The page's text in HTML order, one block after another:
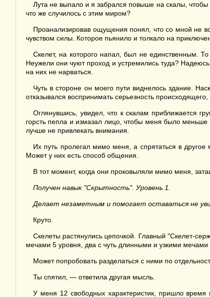
Лута не выпало и я забрался повыше на скалы, чтобы
что же случилось с этим миром?
Проанализировав ощущения понял, что со мной не
чувством силы. Которое пьянило и толкало на
Скелет, на которого напал, был не единственным.
Неужели они чуют проход и устремились туда?
на них не нарваться.
Чуть в стороне он моего пути виднелось здание.
отказывался воспринимать серьезность
Оглянувшись, увидел, что к скалам приближается
горсть пепла и измазал лицо, чтобы меня было
лучше не привлекать внимания.
Их путь пролегал мимо меня, а спрятаться в
Может у них есть способ общения.
В тот момент, когда они проковыляли мимо меня,
Получен навык "Скрытность". Уровень 1.
Делает незаметным и помогает оставаться не
Круто.
Скелеты растянулись цепочкой. Главный "Скелет-
мечами 5 уровня, два с чуть длинными и узкими
Может попробовать разделаться с ними по
Ты спятил, — ответила другая мысль.
У меня 12 свободных характеристик, пришло время